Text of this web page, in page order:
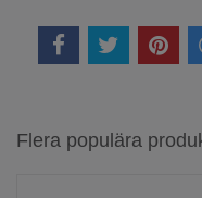
Flera populära